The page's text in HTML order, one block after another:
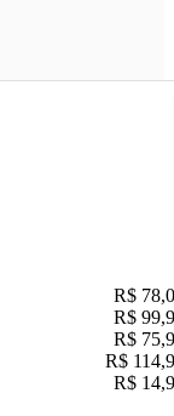
R$
R$
R$
R$
R$